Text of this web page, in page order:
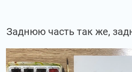
Заднюю часть так же,